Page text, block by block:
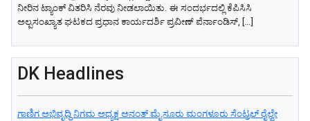
ನೀರಿನ ಟ್ಯಾಂಕ್ ವಿತರಿಸಿ ನೆರವು ನೀಡಲಾಯಿತು. ಈ ಸಂದರ್ಭದಲ್ಲಿ ಕೆಪಿಸಿಸಿ
ಅಲ್ಪಸಂಖ್ಯಾತ ಘಟಕದ ಪ್ರಧಾನ ಕಾರ್ಯದರ್ಶಿ ಪ್ರವೀಣ್ ಪೆರ್ನಾಂಡಿಸ್, […]
DK Headlines
ಗಾಣಿಗ ಅಭಿವೃದ್ಧಿ ನಿಗಮ ಅಧ್ಯಕ್ಷ‌ ಅನಂತ್‌ ಮೈಸೂರು ಮಂಗಳೂರು ಸೆಂಟ್ರಲ್‌ ರೈಲ್ವೇ